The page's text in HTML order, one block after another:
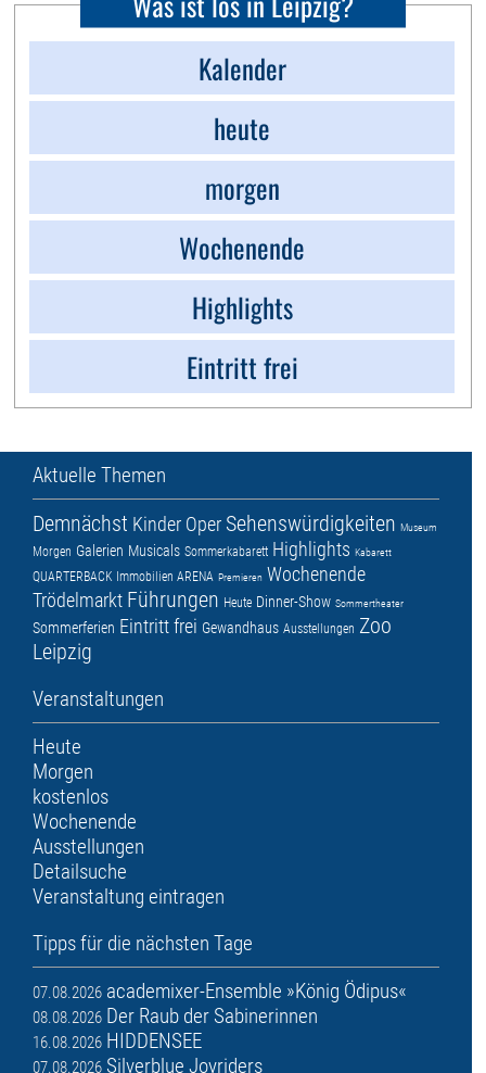
Kalender
heute
morgen
Wochenende
Highlights
Eintritt frei
Aktuelle Themen
Demnächst Kinder Oper Sehenswürdigkeiten Museum
Morgen Galerien Musicals Sommerkabarett Highlights Kabarett
QUARTERBACK Immobilien ARENA Premieren Wochenende
Trödelmarkt Führungen Heute Dinner-Show Sommertheater
Sommerferien Eintritt frei Gewandhaus Ausstellungen Zoo
Leipzig
Veranstaltungen
Heute
Morgen
kostenlos
Wochenende
Ausstellungen
Detailsuche
Veranstaltung eintragen
Tipps für die nächsten Tage
07.08.2026 academixer-Ensemble »König Ödipus«
08.08.2026 Der Raub der Sabinerinnen
16.08.2026 HIDDENSEE
07.08.2026 Silverblue Joyriders